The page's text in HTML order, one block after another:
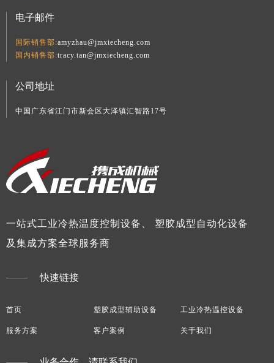
电子邮件
国际销售部:amyzhau@jmxiecheng.com
国内销售部:tracy.tan@jmxiecheng.com
公司地址
中国广东省江门市新会区大泽镇汇智路17号
一站式工业冷热温度控制设备、 塑胶成型自动化设备
及集成方案全球服务商
快速链接
首页 塑胶成型辅助设备 工业冷热温控设备
服务方案 客户案例 关于我们